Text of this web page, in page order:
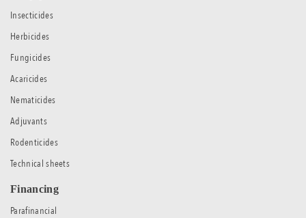
Insecticides
Herbicides
Fungicides
Acaricides
Nematicides
Adjuvants
Rodenticides
Technical sheets
Financing
Parafinancial